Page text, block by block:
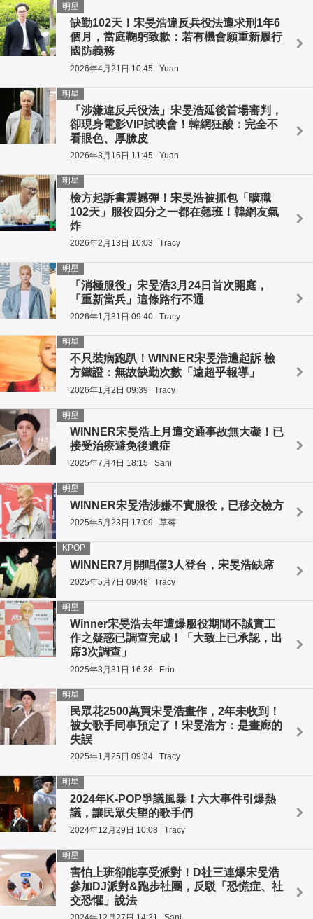
缺勤102天！宋旻浩違反兵役法遭求刑1年6
個月，當庭鞠躬致歉：若有機會願重新履行
國防義務
明星
2026年4月21日 10:45 Yuan
「涉嫌違反兵役法」宋旻浩延後首場審判，
卻現身電影VIP試映會！韓網狂酸：完全不
看眼色、厚臉皮
明星
2026年3月16日 11:45 Yuan
檢方起訴書震撼彈！宋旻浩被抓包「曠職
102天」服役四分之一都在翹班！韓網友氣
炸
明星
2026年2月13日 10:03 Tracy
「消極服役」宋旻浩3月24日首次開庭，
「重新當兵」這條路行不通
明星
2026年1月31日 09:40 Tracy
不只裝病跑趴！WINNER宋旻浩遭起訴 檢
方鐵證：無故缺勤次數「遠超乎報導」
明星
2026年1月2日 09:39 Tracy
WINNER宋旻浩上月遭交通事故無大礙！已
接受治療避免後遺症
明星
2025年7月4日 18:15 Sani
WINNER宋旻浩涉嫌不實服役，已移交檢方
明星
2025年5月23日 17:09 草莓
WINNER7月開唱僅3人登台，宋旻浩缺席
KPOP
2025年5月7日 09:48 Tracy
Winner宋旻浩去年遭爆服役期間不誠實工
作之疑惑已調查完成！「大致上已承認，出
席3次調查」
明星
2025年3月31日 16:38 Erin
民眾花2500萬買宋旻浩畫作，2年未收到！
被女歌手同事預定了！宋旻浩方：是畫廊的
失誤
明星
2025年1月25日 09:34 Tracy
2024年K-POP爭議風暴！六大事件引爆熱
議，讓民眾失望的歌手們
明星
2024年12月29日 10:08 Tracy
害怕上班卻能享受派對！D社三連爆宋旻浩
參加DJ派對&跑步社團，反駁「恐慌症、社
交恐懼」說法
明星